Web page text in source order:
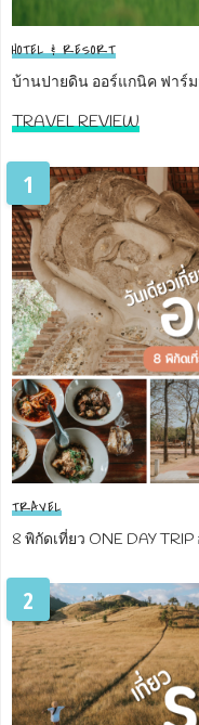
HOTEL & RESORT
บ้านปายดิน ออร์แกนิค ฟาร์
TRAVEL REVIEW
1
TRAVEL
8 พิกัดเที่ยว ONE DAY
2